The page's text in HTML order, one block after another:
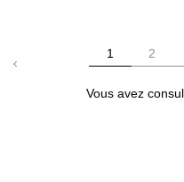
keyboard_arrow_left
1 2
Vous avez